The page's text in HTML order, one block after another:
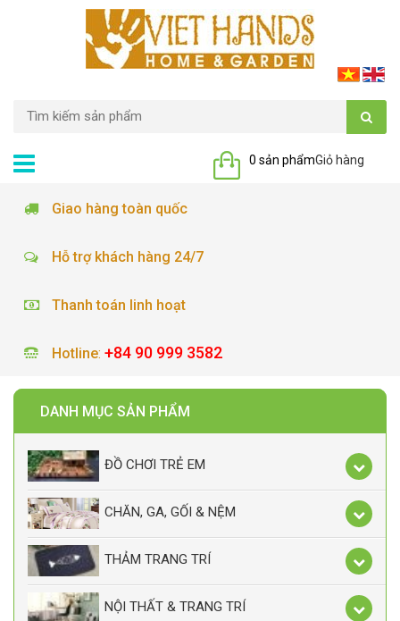
Giỏ hàng
0 sản phẩm
Giao hàng toàn quốc
Hỗ trợ khách hàng 24/7
Thanh toán linh hoạt
Hotline: +84 90 999 3582
DANH MỤC SẢN PHẨM
ĐỒ CHƠI TRẺ EM
CHĂN, GA, GỐI & NỆM
THẢM TRANG TRÍ
NỘI THẤT & TRANG TRÍ